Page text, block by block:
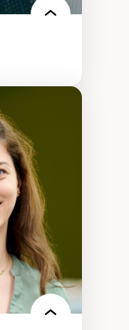
médiatiques
auditoires
numériques à
et l’IA
sur
de recherche
Arendt